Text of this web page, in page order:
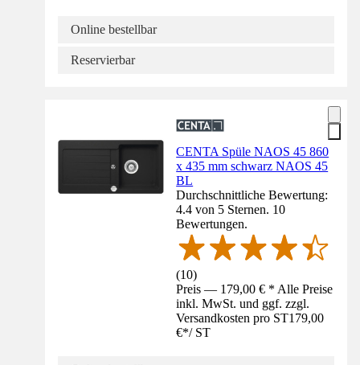
Online bestellbar
Reservierbar
CENTA Spüle NAOS 45 860
x 435 mm schwarz NAOS 45
BL
Durchschnittliche Bewertung:
4.4 von 5 Sternen. 10
Bewertungen.
(10)
Preis — 179,00 € * Alle Preise
inkl. MwSt. und ggf. zzgl.
Versandkosten pro ST179,00
€*/ ST